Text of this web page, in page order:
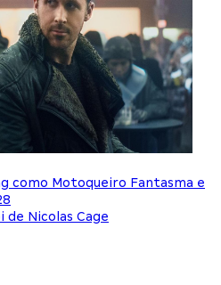
como Motoqueiro Fantasma e
Nicolas Cage